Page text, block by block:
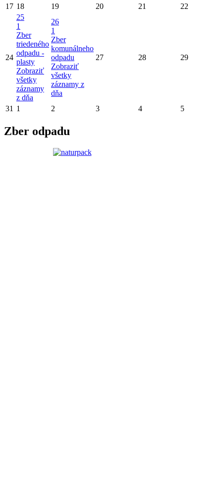
17 18 19 20 21 22
24
25
1
Zber
triedeného
odpadu -
plasty
Zobraziť
všetky
záznamy
z dňa
26
1
Zber
komunálneho
odpadu
Zobraziť
všetky
záznamy z
dňa
27 28 29
31 1 2 3 4 5
Zber odpadu